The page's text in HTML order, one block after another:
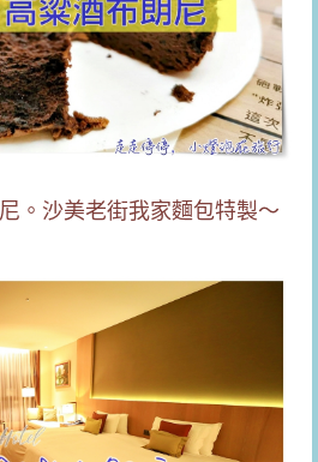
。沙美老街我家麵包特製～